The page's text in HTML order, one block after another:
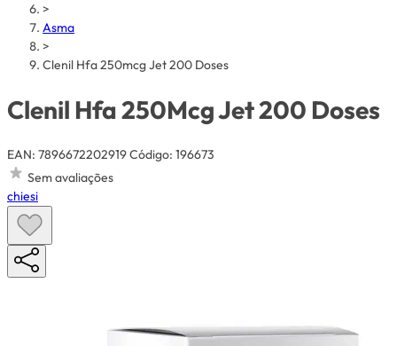
>
Asma
>
Clenil Hfa 250mcg Jet 200 Doses
Clenil Hfa 250Mcg Jet 200 Doses
EAN: 7896672202919Código: 196673
Sem avaliações
chiesi